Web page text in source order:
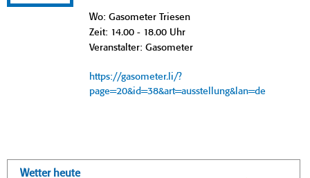
Wo: Gasometer Triesen
Zeit: 14.00 - 18.00 Uhr
Veranstalter: Gasometer
https://gasometer.li/?
page=20&id=38&art=ausstellung&lan=de
Wetter heute